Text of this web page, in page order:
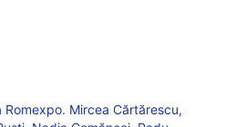
Mircea Cărtărescu,